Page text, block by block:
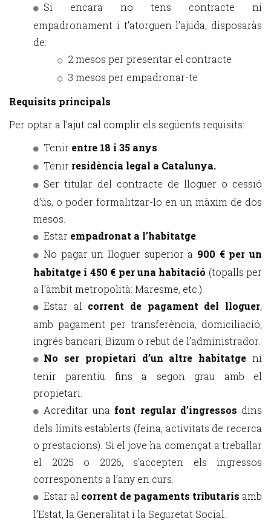
Si encara no tens contracte ni
empadronament i t’atorguen l’ajuda, disposaràs
de:
2 mesos per presentar el contracte
3 mesos per empadronar-te
Requisits principals
Per optar a l’ajut cal complir els següents requisits:
Tenir entre 18 i 35 anys
Tenir residència legal a Catalunya.
Ser titular del contracte de lloguer o cessió
d’ús, o poder formalitzar-lo en un màxim de dos
mesos.
Estar empadronat a l’habitatge
No pagar un lloguer superior a 900 € per un
habitatge i 450 € per una habitació (topalls per
a l’àmbit metropolità: Maresme, etc.).
Estar al corrent de pagament del lloguer,
amb pagament per transferència, domiciliació,
ingrés bancari, Bizum o rebut de l’administrador.
No ser propietari d’un altre habitatge ni
tenir parentiu fins a segon grau amb el
propietari.
Acreditar una font regular d’ingressos dins
dels límits establerts (feina, activitats de recerca
o prestacions). Si el jove ha començat a treballar
el 2025 o 2026, s’accepten els ingressos
corresponents a l’any en curs.
Estar al corrent de pagaments tributaris amb
l’Estat, la Generalitat i la Seguretat Social.